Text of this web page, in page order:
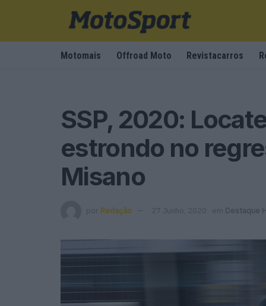
Motomais Offroad Moto Revistacarros
SSP, 2020:
estrondo no
Misano
por Redação 27 Junho, 2020 em Destaque